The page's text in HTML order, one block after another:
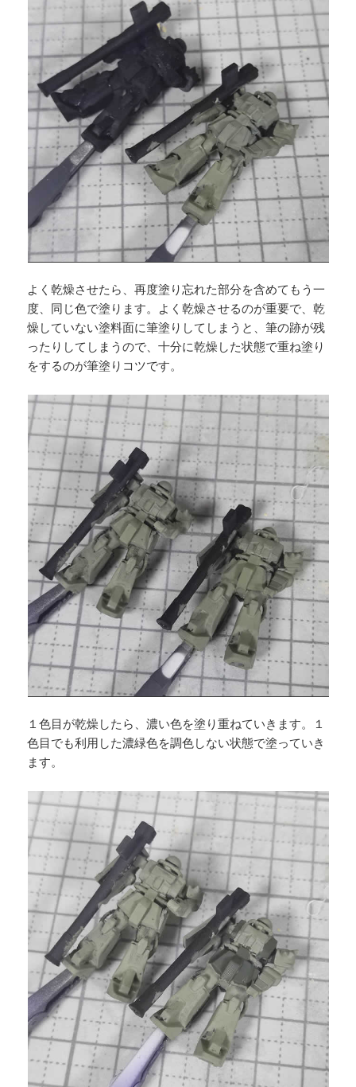
よく乾燥させたら、再度塗り忘れた部分を含めてもう一
度、同じ色で塗ります。よく乾燥させるのが重要で、乾
燥していない塗料面に筆塗りしてしまうと、筆の跡が残
ったりしてしまうので、十分に乾燥した状態で重ね塗り
をするのが筆塗りコツです。
１色目が乾燥したら、濃い色を塗り重ねていきます。１
色目でも利用した濃緑色を調色しない状態で塗っていき
ます。